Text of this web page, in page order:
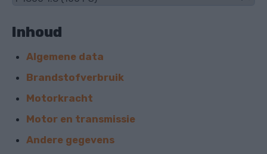
Inhoud
Algemene data
Brandstofverbruik
Motorkracht
Motor en transmissie
Andere gegevens